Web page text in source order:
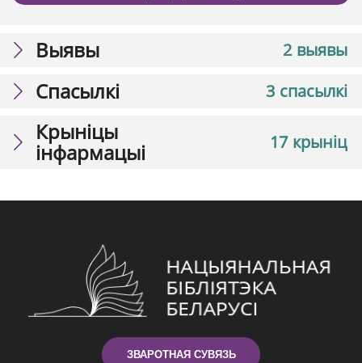
2 выявы
Выявы
3 спасылкі
Спасылкі
17 крыніц
Крыніцы
інфармацыі
ЗВАРОТНАЯ СУВЯЗЬ